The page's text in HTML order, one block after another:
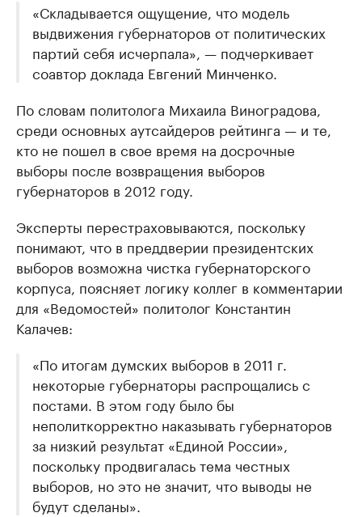
«Складывается ощущение, что модель
выдвижения губернаторов от политических
партий себя исчерпала», — подчеркивает
соавтор доклада Евгений Минченко.
По словам политолога Михаила Виноградова,
среди основных аутсайдеров рейтинга — и те,
кто не пошел в свое время на досрочные
выборы после возвращения выборов
губернаторов в 2012 году.
Эксперты перестраховываются, поскольку
понимают, что в преддверии президентских
выборов возможна чистка губернаторского
корпуса, поясняет логику коллег в комментарии
для «Ведомостей» политолог Константин
Калачев:
«По итогам думских выборов в 2011 г.
некоторые губернаторы распрощались с
постами. В этом году было бы
неполиткорректно наказывать губернаторов
за низкий результат «Единой России»,
поскольку продвигалась тема честных
выборов, но это не значит, что выводы не
будут сделаны».